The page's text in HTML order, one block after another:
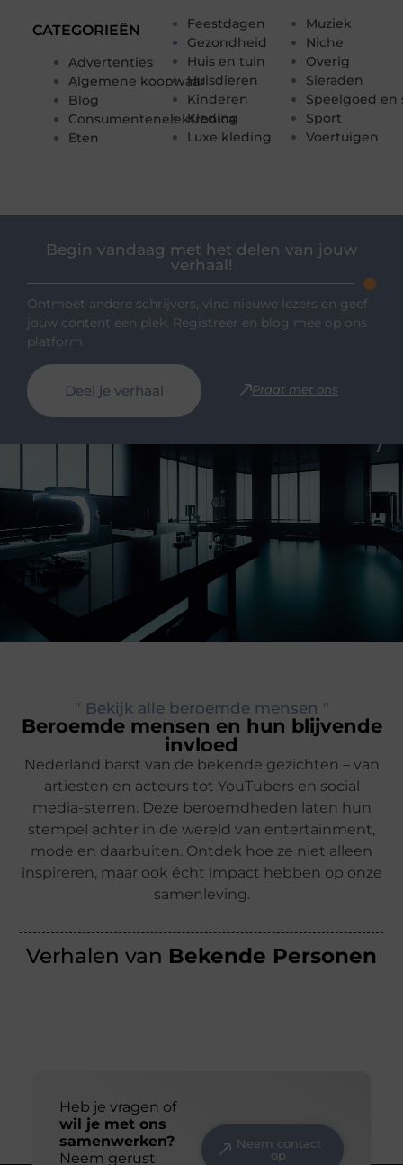
CATEGORIEËN
Advertenties
Algemene koopwaar
Blog
Consumentenelektronica
Eten
Feestdagen
Gezondheid
Huis en tuin
Huisdieren
Kinderen
Kleding
Luxe kleding
Muziek
Niche
Overig
Sieraden
Speelgoed en
Sport
Voertuigen
Begin vandaag met het delen van jouw
verhaal!
Ontmoet andere schrijvers, vind nieuwe lezers en geef
jouw content een plek. Registreer en blog mee op ons
platform.
Deel je verhaal Praat met ons
" Bekijk alle beroemde mensen "
Beroemde mensen en hun blijvende
invloed
Nederland barst van de bekende gezichten – van
artiesten en acteurs tot YouTubers en social
media-sterren. Deze beroemdheden laten hun
stempel achter in de wereld van entertainment,
mode en daarbuiten. Ontdek hoe ze niet alleen
inspireren, maar ook écht impact hebben op onze
samenleving.
Verhalen van Bekende Personen
Heb je vragen of
wil je met ons
samenwerken?
Neem gerust
Neem contact
op